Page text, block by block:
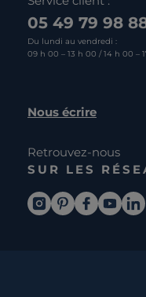
05 49 79 98
Du lundi au vendredi :
09 h 00 – 13 h 00 / 14 h 00 –
Nous écrire
Retrouvez-nous
SUR LES